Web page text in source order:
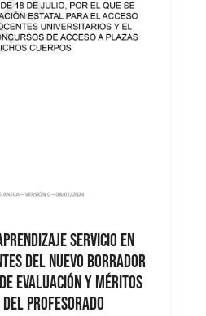
servicio en
del nuevo borrador
evaluación y méritos
profesorado